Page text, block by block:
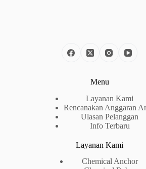
Menu
Layanan Kami
Rencanakan Anggaran
Ulasan Pelanggan
Info Terbaru
Layanan Kami
Chemical Anchor